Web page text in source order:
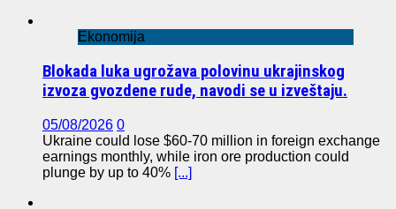
Ekonomija
Blokada luka ugrožava polovinu ukrajinskog
izvoza gvozdene rude, navodi se u izveštaju.
05/08/2026 0
Ukraine could lose $60-70 million in foreign exchange
earnings monthly, while iron ore production could
plunge by up to 40% [...]